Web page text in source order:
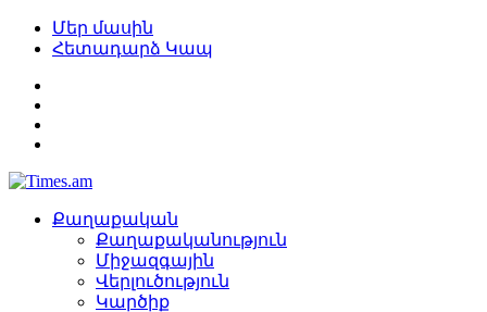
Մեր մասին
Հետադարձ Կապ
Քաղաքական
Քաղաքականություն
Միջազգային
Վերլուծություն
Կարծիք